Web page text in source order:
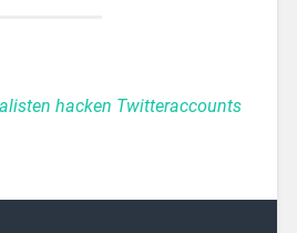
hacken Twitteraccounts